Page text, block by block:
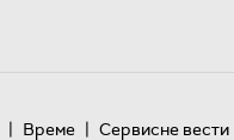
| Време | Сервисне вести